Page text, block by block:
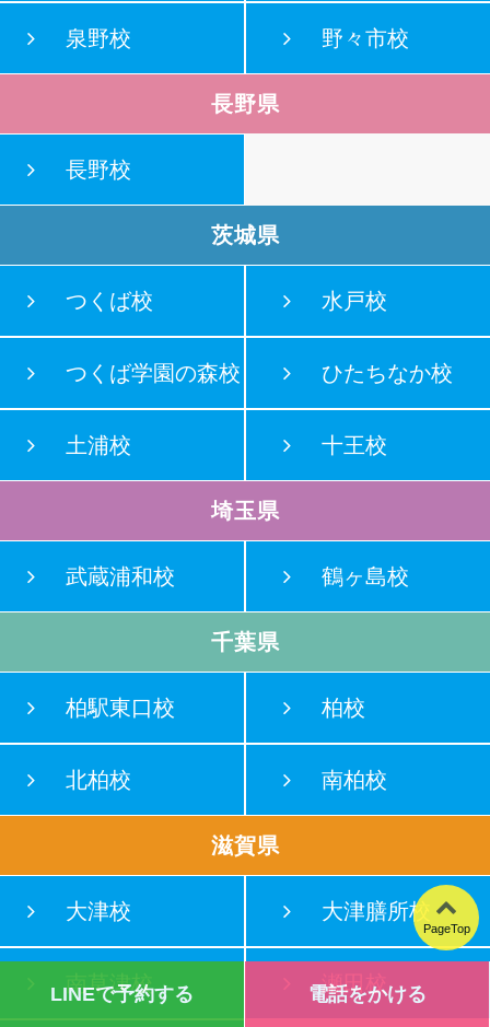
LINEで予約する 電話をかける
泉野校 野々市校
長野県
長野校
茨城県
つくば校 水戸校
つくば学園の森校 ひたちなか校
土浦校 十王校
埼玉県
武蔵浦和校 鶴ヶ島校
千葉県
柏駅東口校 柏校
北柏校 南柏校
滋賀県
大津校 大津膳所校
南草津校 瀬田校
PageTop